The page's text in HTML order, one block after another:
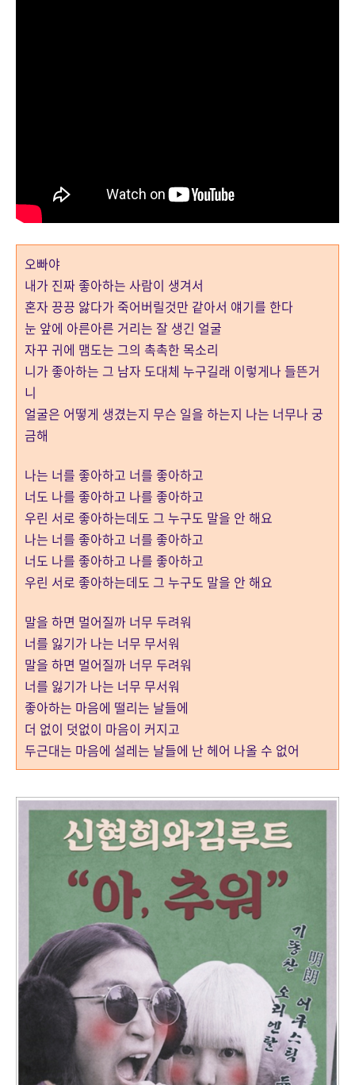
오빠야
내가 진짜 좋아하는 사람이 생겨서
혼자 끙끙 앓다가 죽어버릴것만 같아서 얘기를 한다
눈 앞에 아른아른 거리는 잘 생긴 얼굴
자꾸 귀에 맴도는 그의 촉촉한 목소리
니가 좋아하는 그 남자 도대체 누구길래 이렇게나 들뜬거
니
얼굴은 어떻게 생겼는지 무슨 일을 하는지 나는 너무나 궁
금해
나는 너를 좋아하고 너를 좋아하고
너도 나를 좋아하고 나를 좋아하고
우린 서로 좋아하는데도 그 누구도 말을 안 해요
나는 너를 좋아하고 너를 좋아하고
너도 나를 좋아하고 나를 좋아하고
우린 서로 좋아하는데도 그 누구도 말을 안 해요
말을 하면 멀어질까 너무 두려워
너를 잃기가 나는 너무 무서워
말을 하면 멀어질까 너무 두려워
너를 잃기가 나는 너무 무서워
좋아하는 마음에 떨리는 날들에
더 없이 덧없이 마음이 커지고
두근대는 마음에 설레는 날들에 난 헤어 나올 수 없어